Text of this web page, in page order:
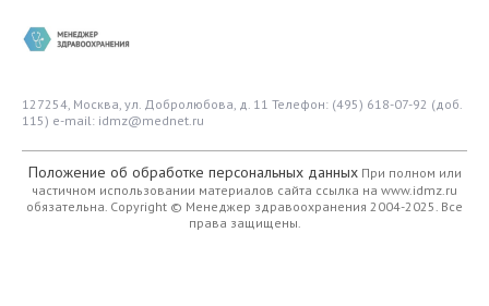
127254, Москва, ул. Добролюбова, д. 11 Телефон: (495) 618-07-92 (доб.
115) e-mail: idmz@mednet.ru
Положение об обработке персональных данныхПри полном или
частичном использовании материалов сайта ссылка на www.idmz.ru
обязательна. Copyright © Менеджер здравоохранения 2004-2025. Все
права защищены.